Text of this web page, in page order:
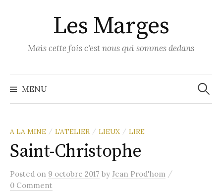
Les Marges
Mais cette fois c'est nous qui sommes dedans
MENU
A LA MINE / L'ATELIER / LIEUX / LIRE
Saint-Christophe
Posted on 9 octobre 2017 by Jean Prod'hom /
0 Comment